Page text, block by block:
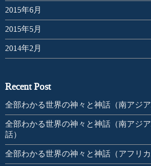
2015年6月
2015年5月
2014年2月
Recent Post
全部わかる世界の神々と神話（南アジア
全部わかる世界の神々と神話（南アジ
話）
全部わかる世界の神々と神話（アフリカ